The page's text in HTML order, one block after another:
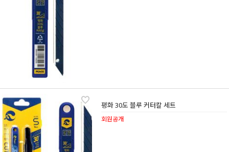
평화 30도 블루 커터칼 세트
회원공개